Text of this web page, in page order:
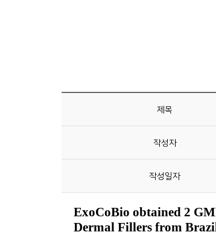
제목
작성자
작성일자